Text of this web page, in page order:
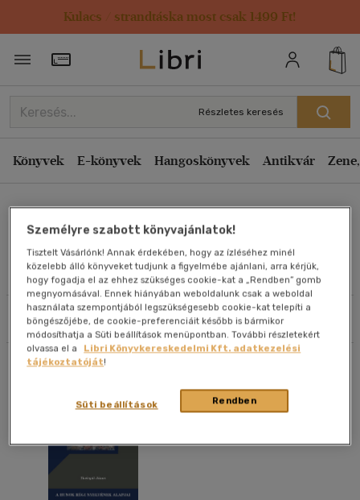
Kulacs / strandtáska most csak 1499 Ft!
Törzsvásárlói Kártya adatai
Részletes keresés
Könyvek E-könyvek Hangoskönyvek Antikvár
Thelegdi János
Művei
Szűrés Rendezés
Rendezés
Kiadás éve szerint csökkenő
Ár szerint csökkenő
Eladott darabszám szerint csökkenő
Eladott darabszám szerint növekvő
Cím szerint A-Z
Szerző szerint A-Z
Megjelenítés
20 db / oldal
Alkalmaz
Személyre szabott könyvajánlatok!
Tisztelt Vásárlónk! Annak érdekében, hogy az ízléséhez minél
közelebb álló könyveket tudjunk a figyelmébe ajánlani, arra kérjük,
hogy fogadja el az ehhez szükséges cookie-kat a „Rendben” gomb
megnyomásával. Ennek hiányában weboldalunk csak a weboldal
használata szempontjából legszükségesebb cookie-kat telepíti a
böngészőjébe, de cookie-preferenciáit később is bármikor
módosíthatja a Süti beállítások menüpontban. További részletekért
olvassa el a
Libri Könyvkereskedelmi Kft. adatkezelési
tájékoztatóját!
Rendben
Süti beállítások